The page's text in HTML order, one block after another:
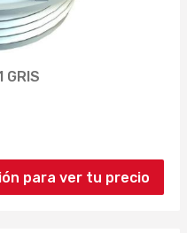
GRIS
para ver tu precio